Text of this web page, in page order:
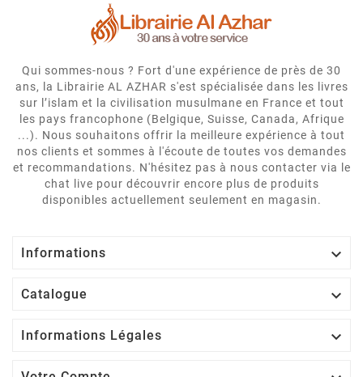
Qui sommes-nous ? Fort d'une expérience de près de 30
ans, la Librairie AL AZHAR s'est spécialisée dans les livres
sur l’islam et la civilisation musulmane en France et tout
les pays francophone (Belgique, Suisse, Canada, Afrique
...). Nous souhaitons offrir la meilleure expérience à tout
nos clients et sommes à l'écoute de toutes vos demandes
et recommandations. N'hésitez pas à nous contacter via le
chat live pour découvrir encore plus de produits
disponibles actuellement seulement en magasin.
Informations 
Catalogue 
Informations Légales 